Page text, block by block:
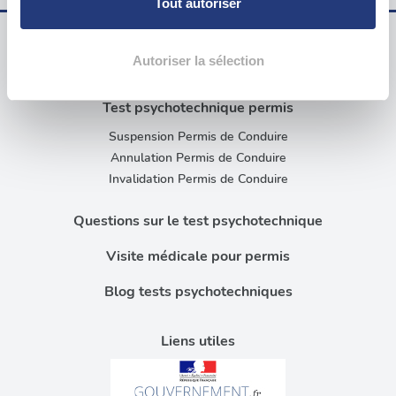
déclaration sur les cookies.
Les cookies nous permettent de personnaliser le contenu
médias sociaux et d'analyser notre trafic. Nous
partageons également des informations sur l'utilisation de
notre site avec nos partenaires de médias sociaux, de
avec d'autres informations que vous leur avez fournies
ou qu'ils ont collectées lors de votre utilisation de leurs
Autoriser la sélection
Liens utiles
Test psychotechnique permis
Suspension Permis de Conduire
Annulation Permis de Conduire
Invalidation Permis de Conduire
Questions sur le test psychotechnique
Visite médicale pour permis
Blog tests psychotechniques